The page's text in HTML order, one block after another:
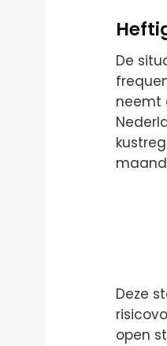
De
neemt
Deze
open